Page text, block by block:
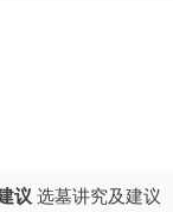
议 选墓讲究及建议